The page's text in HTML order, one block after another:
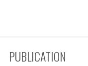
PUBLICATION